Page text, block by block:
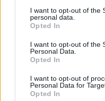
not limited to your visit or
grant or deny consent to
use your data for below
consent section.
I want to opt-out of the
personal data.
Opted In
I want to opt-out of the
Personal Data.
Opted In
I want to opt-out of
Personal Data for
Opted In
να ορίσει ένα
κοινωνικής, ζωής μας.
από τη συνέντευξη και
που είχε με πάρα
οι φημισμένοι. Όχι. Ο
όλους. Στους λιγότερο